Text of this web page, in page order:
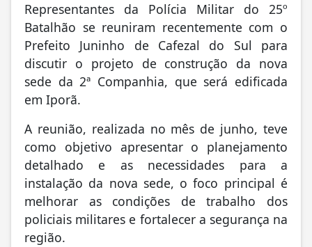
Representantes da Polícia Militar do 25º
Batalhão se reuniram recentemente com o
Prefeito Juninho de Cafezal do Sul para
discutir o projeto de construção da nova
sede da 2ª Companhia, que será edificada
em Iporã.
A reunião, realizada no mês de junho, teve
como objetivo apresentar o planejamento
detalhado e as necessidades para a
instalação da nova sede, o foco principal é
melhorar as condições de trabalho dos
policiais militares e fortalecer a segurança na
região.